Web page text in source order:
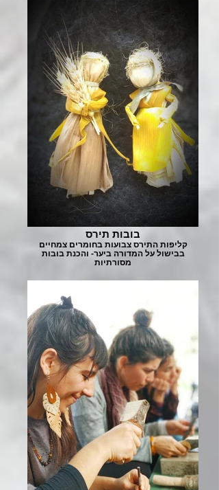
בובות תירס
קליפות התירס צבועות בחומרים צמחיים
בבישול על המדורה ביער- והכנת בובות
מסורתיות